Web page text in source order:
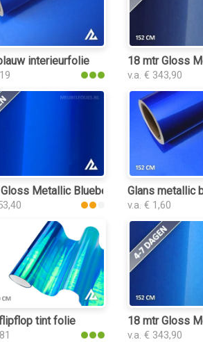
interieurfolie 18 mtr Gloss
v.a. € 343,90
Metallic Blueberry 3067Glans metallic
v.a. € 1,60
tint folie 18 mtr Gloss
v.a. € 343,90